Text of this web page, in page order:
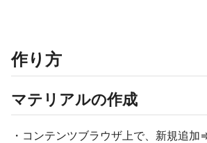
作り方
マテリアルの作成
・コンテンツブラウザ上で、新規追加